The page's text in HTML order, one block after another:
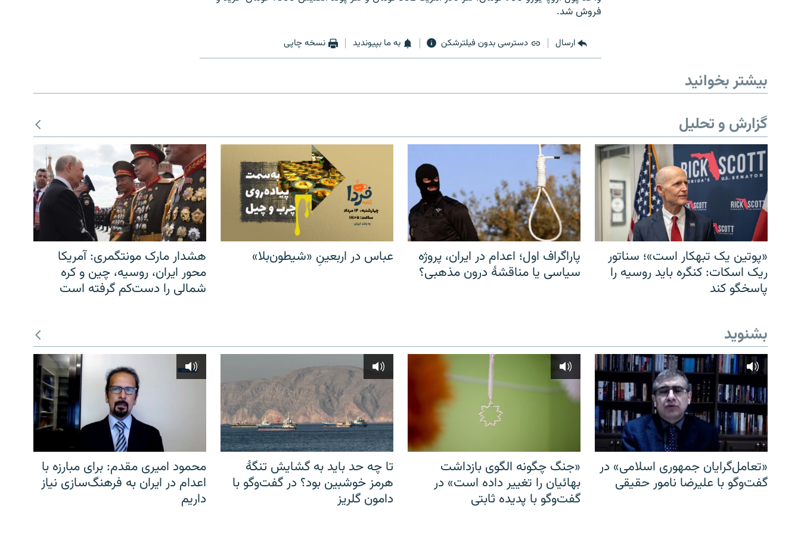
فروش شد.
ارسال دسترسی بدون فیلترشکن به ما بپیوندید نسخه چاپی
بیشتر بخوانید
گزارش و تحلیل
«پوتین یک تبهکار است»؛ سناتور
ریک اسکات: کنگره باید روسیه را
پاسخگو کند
پاراگراف اول؛ اعدام در ایران، پروژه
سیاسی یا مناقشهٔ درون مذهبی؟
عباس در اربعینِ «شیطون‌بلا»
هشدار مارک مونتگمری: آمریکا
محور ایران، روسیه، چین و کره
شمالی را دست‌کم گرفته است
بشنوید
«تعامل‌گرایان جمهوری اسلامی» در
گفت‌وگو با علیرضا نامور حقیقی
«جنگ چگونه الگوی بازداشت
بهائیان را تغییر داده است» در
گفت‌وگو با پدیده ثابتی
تا چه حد باید به گشایش تنگهٔ
هرمز خوشبین بود؟ در گفت‌وگو با
دامون گلریز
محمود امیری مقدم: برای مبارزه با
اعدام در ایران به فرهنگ‌سازی نیاز
داریم